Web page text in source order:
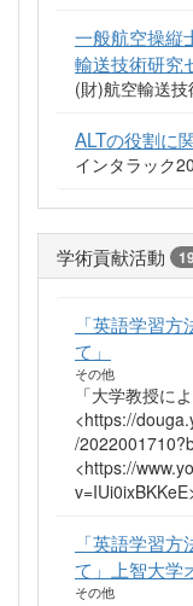
一般航空操縦
輸送技術研究
(財)航空輸送
ALTの役割に
インタラック
学術貢献活動
「英語学習
て」
その他
「大学教授に
<https://
/
<https://
「英語学習
て」上智大学
その他